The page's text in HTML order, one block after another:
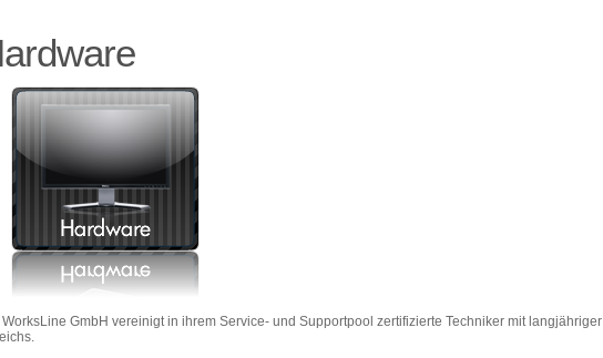
WorksLine GmbH vereinigt in ihrem Service- und Supportpool zertifizierte Techniker mit